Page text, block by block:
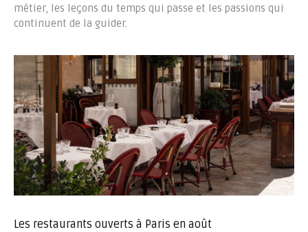
métier, les leçons du temps qui passe et les passions qui
continuent de la guider.
Les restaurants ouverts à Paris en août